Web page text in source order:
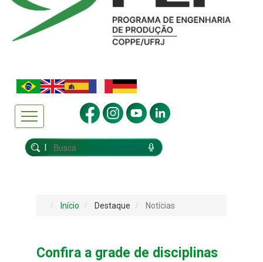
Início Destaque Notícias
Confira a grade de disciplinas